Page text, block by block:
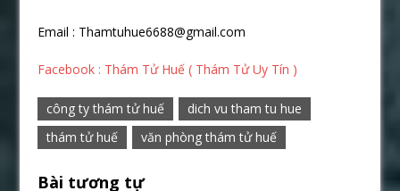
Email : Thamtuhue6688@gmail.com
Facebook : Thám Tử Huế ( Thám Tử Uy Tín )
công ty thám tử huế
dich vu tham tu hue
thám tử huế
văn phòng thám tử huế
Bài tương tự